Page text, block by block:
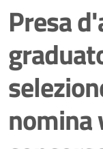
Presa
nomina